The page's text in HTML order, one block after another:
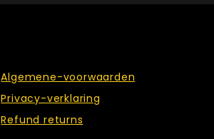
Algemene-voorwaarden
Privacy-verklaring
Refund returns